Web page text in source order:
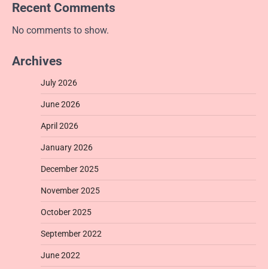
Recent Comments
No comments to show.
Archives
July 2026
June 2026
April 2026
January 2026
December 2025
November 2025
October 2025
September 2022
June 2022